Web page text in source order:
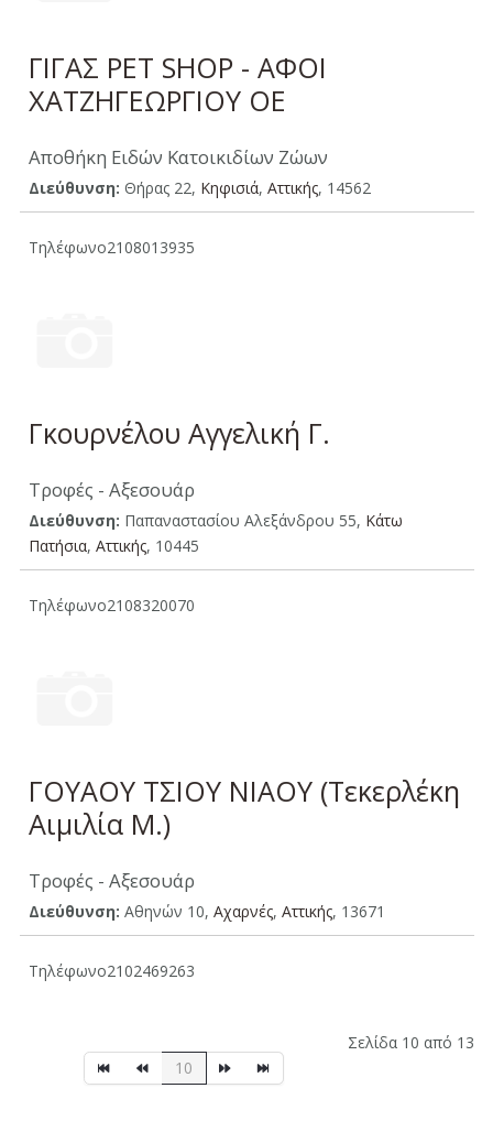
ΓΙΓΑΣ PET SHOP - ΑΦΟΙ
ΧΑΤΖΗΓΕΩΡΓΙΟΥ ΟΕ
Αποθήκη Ειδών Κατοικιδίων Ζώων
Διεύθυνση: Θήρας 22, Κηφισιά, Aττικής, 14562
Τηλέφωνο2108013935
Γκουρνέλου Αγγελική Γ.
Τροφές - Αξεσουάρ
Διεύθυνση: Παπαναστασίου Αλεξάνδρου 55, Κάτω
Πατήσια, Aττικής, 10445
Τηλέφωνο2108320070
ΓΟΥΑΟΥ ΤΣΙΟΥ ΝΙΑΟΥ (Τεκερλέκη
Αιμιλία Μ.)
Τροφές - Αξεσουάρ
Διεύθυνση: Αθηνών 10, Αχαρνές, Aττικής, 13671
Τηλέφωνο2102469263
Σελίδα 10 από 13
10